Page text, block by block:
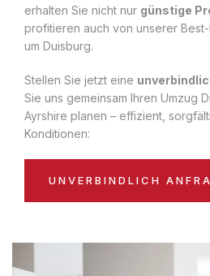
erhalten Sie nicht nur günstige
profitieren auch von unserer
um Duisburg.
Stellen Sie jetzt eine
Sie uns gemeinsam Ihren Umzug
Ayrshire planen – effizient,
Konditionen:
UNVERBINDLICH